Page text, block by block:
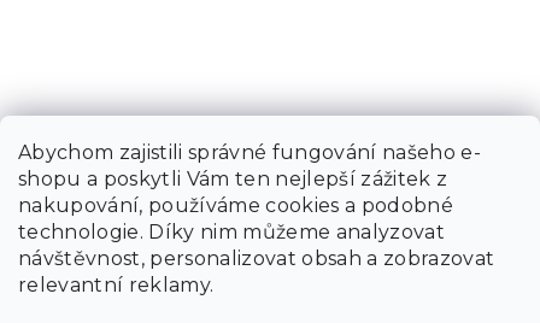
Abychom zajistili správné fungování našeho e-
shopu a poskytli Vám ten nejlepší zážitek z
nakupování, používáme cookies a podobné
technologie. Díky nim můžeme analyzovat
návštěvnost, personalizovat obsah a zobrazovat
relevantní reklamy.